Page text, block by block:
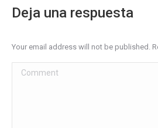
Deja una respuesta
Your email address will not be published.
Comment